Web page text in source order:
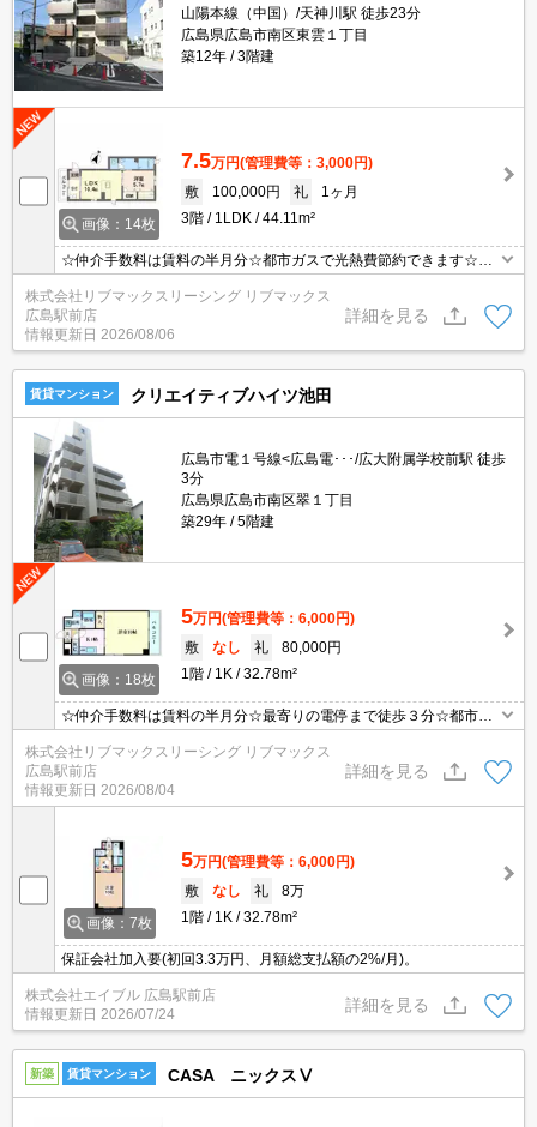
山陽本線（中国）/天神川駅 徒歩23分
広島県広島市南区東雲１丁目
築12年
3階建
画像：14枚
7.5万円(管理費等：3,000円)
敷
100,000円 礼
1ヶ月
3階
1LDK 44.11m²
☆仲介手数料は賃料の半月分☆都市ガスで光熱費節約できます☆ネ
ど水回り設備充実♪近隣にスーパーやコンビニがあり住環境良好☆モ
ニタ付オートロック完備でセキュリティーは安心☆彡
株式会社リブマックスリーシング リブマックス
広島駅前店
情報更新日 2026/08/06
詳細を見る
賃貸マンション クリエイティブハイツ池田
広島市電１号線<広島電･･･/広大附属学校前駅 徒歩
3分
広島県広島市南区翠１丁目
築29年
5階建
画像：18枚
5万円(管理費等：6,000円)
敷
なし 礼
80,000円
1階
1K 32.78m²
☆仲介手数料は賃料の半月分☆最寄りの電停まで徒歩３分☆都市ガ
心♪２面採光で日当たり良好☆近隣のスーパーやコンビニまで徒歩圏
内でお買い物らくらく☆彡
株式会社リブマックスリーシング リブマックス
広島駅前店
情報更新日 2026/08/04
詳細を見る
画像：7枚
5万円(管理費等：6,000円)
敷
なし 礼
8万
1階
1K 32.78m²
保証会社加入要(初回3.3万円、月額総支払額の2%/月)。
株式会社エイブル 広島駅前店
情報更新日 2026/07/24
詳細を見る
新築 賃貸マンション CASA ニックスⅤ